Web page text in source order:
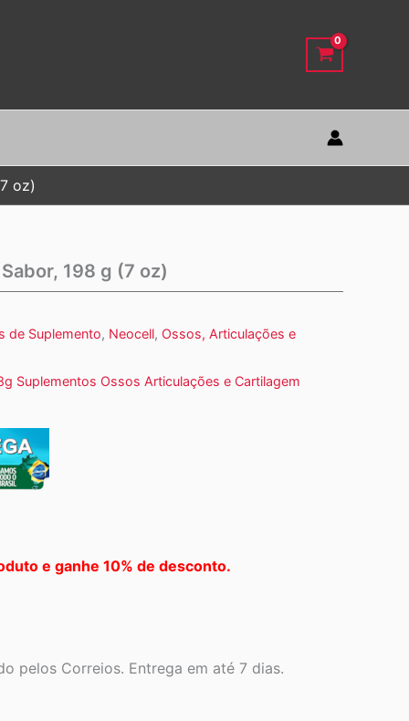
oz)
198 g (7 oz)
de Suplemento, Neocell, Ossos, Articulações e
Suplementos Ossos Articulações e Cartilagem
e ganhe 10% de desconto.
pelos Correios. Entrega em até 7 dias.